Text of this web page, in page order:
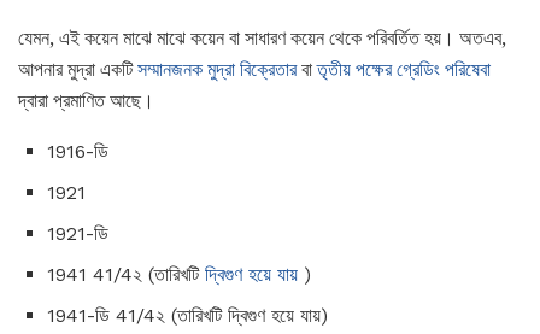
যেমন, এই কয়েন মাঝে মাঝে কয়েন বা সাধারণ কয়েন থেকে পরিবর্তিত হয়। অতএব,
আপনার মুদ্রা একটিসম্মানজনক মুদ্রা বিক্রেতারবাতৃতীয় পক্ষের গ্রেডিং পরিষেবা
দ্বারা প্রমাণিত আছে।
1916-ডি
1921
1921-ডি
1941 41/4২ (তারিখটি দ্বিগুণ হয়ে যায় )
1941-ডি 41/4২ (তারিখটি দ্বিগুণ হয়ে যায়)